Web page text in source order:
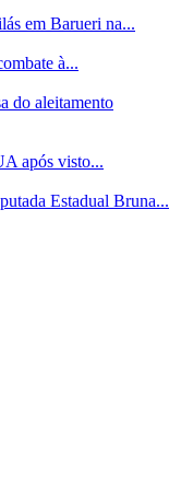
em Barueri na...
à...
do aleitamento
após visto...
Estadual Bruna...